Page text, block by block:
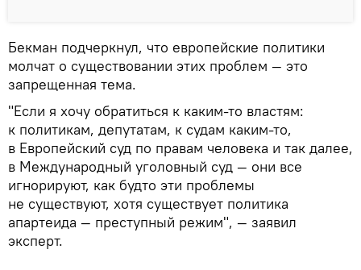
Бекман подчеркнул, что европейские политики
молчат о существовании этих проблем — это
запрещенная тема.
"Если я хочу обратиться к каким-то властям:
к политикам, депутатам, к судам каким-то,
в Европейский суд по правам человека и так далее,
в Международный уголовный суд — они все
игнорируют, как будто эти проблемы
не существуют, хотя существует политика
апартеида — преступный режим", — заявил
эксперт.